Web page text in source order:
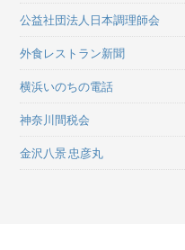
公益社団法人日本調理師会
外食レストラン新聞
横浜いのちの電話
神奈川間税会
金沢八景 忠彦丸